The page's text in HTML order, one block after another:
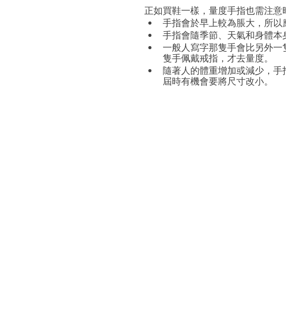
正如買鞋一樣，量度手指也需注意
手指會於早上較為脹大，所以
手指會隨季節、天氣和身體本
一般人寫字那隻手會比另外
隻手佩戴戒指，才去量度。
隨著人的體重增加或減少，
屆時有機會要將尺寸改小。